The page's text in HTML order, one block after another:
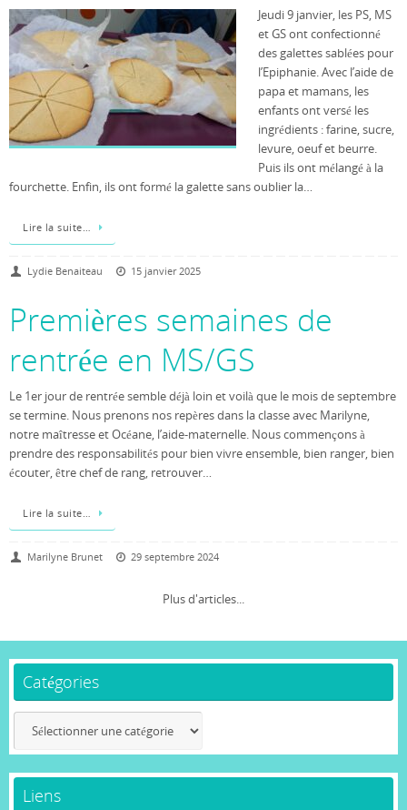
Jeudi 9 janvier, les PS, MS
et GS ont confectionné
des galettes sablées pour
l’Epiphanie. Avec l’aide de
papa et mamans, les
enfants ont versé les
ingrédients : farine, sucre,
levure, oeuf et beurre.
Puis ils ont mélangé à la
fourchette. Enfin, ils ont formé la galette sans oublier la…
Lire la suite…
Lydie Benaiteau 15 janvier 2025
Premières semaines de
rentrée en MS/GS
Le 1er jour de rentrée semble déjà loin et voilà que le mois de septembre
se termine. Nous prenons nos repères dans la classe avec Marilyne,
notre maîtresse et Océane, l’aide-maternelle. Nous commençons à
prendre des responsabilités pour bien vivre ensemble, bien ranger, bien
écouter, être chef de rang, retrouver…
Lire la suite…
Marilyne Brunet 29 septembre 2024
Plus d'articles...
Catégories
Liens